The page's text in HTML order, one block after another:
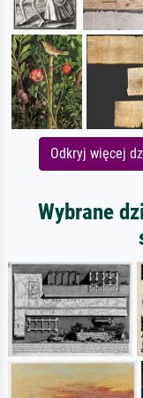
Odkryj więcej
Wybrane